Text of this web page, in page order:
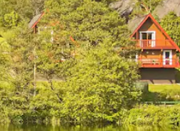
y hacia abajo o explora con el